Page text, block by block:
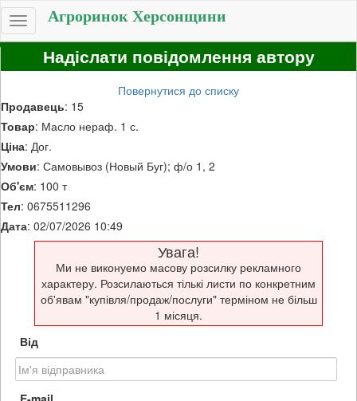
Toggle
navigation
Агроринок Херсонщини
Надіслати повідомлення автору
Повернутися до списку
Продавець: 15
Товар: Масло нераф. 1 с.
Ціна: Дог.
Умови: Самовывоз (Новый Буг); ф/о 1, 2
Об'єм: 100 т
Тел: 0675511296
Дата: 02/07/2026 10:49
Увага!
Ми не виконуемо масову розсилку рекламного
характеру. Розсилаються тількі листи по конкретним
об'явам "купівля/продаж/послуги" терміном не більш
1 місяця.
Від